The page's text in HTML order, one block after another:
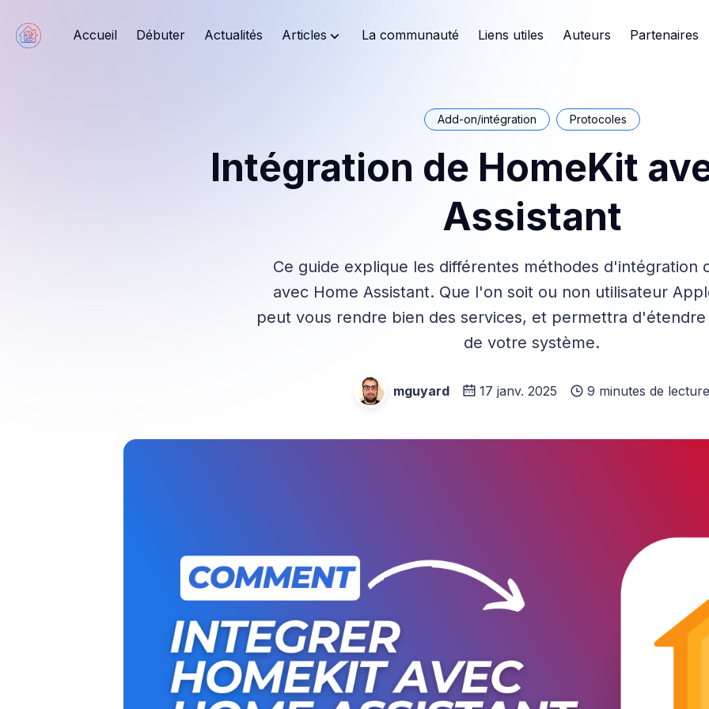
Accueil Débuter Actualités Articles La communauté Liens utiles Auteurs Partenaires
Add-on/intégration Protocoles
Intégration de HomeKit
Assistant
Ce guide explique les différentes méthodes d'intégration
avec Home Assistant. Que l'on soit ou non utilisateur
peut vous rendre bien des services, et permettra d'étendre
de votre système.
mguyard 17 janv. 2025 9 minutes de lecture